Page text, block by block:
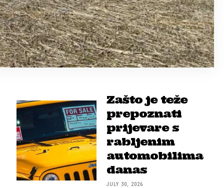
Zašto je teže
prepoznati
prijevare s
rabljenim
automobilima
danas
JULY 30, 2026